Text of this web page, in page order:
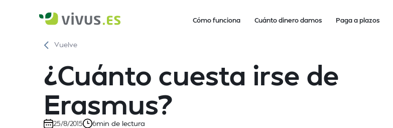
Cómo funciona Cuánto dinero damos Paga a plazos
Vuelve
¿Cuánto cuesta irse de
Erasmus?
25/8/2015 6min de lectura